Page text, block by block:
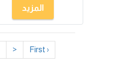
المزيد
‹ First
<